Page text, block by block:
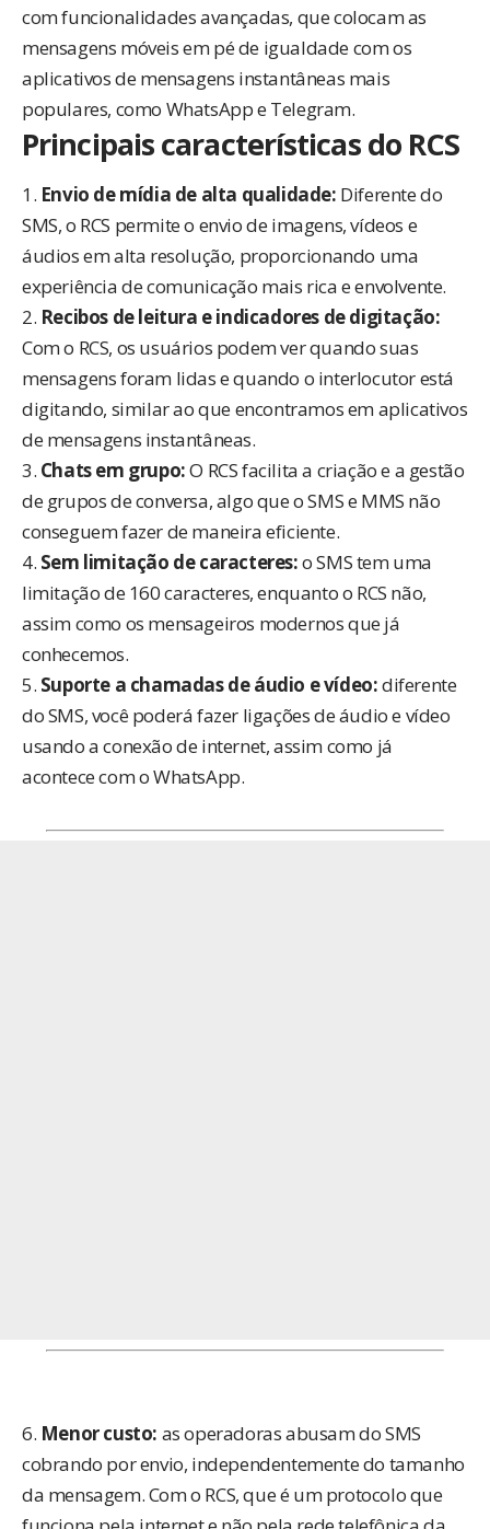
com funcionalidades avançadas, que colocam as
mensagens móveis em pé de igualdade com os
aplicativos de mensagens instantâneas mais
populares, como WhatsApp e Telegram.
Principais características do RCS
1. Envio de mídia de alta qualidade: Diferente do
SMS, o RCS permite o envio de imagens, vídeos e
áudios em alta resolução, proporcionando uma
experiência de comunicação mais rica e envolvente.
2. Recibos de leitura e indicadores de digitação:
Com o RCS, os usuários podem ver quando suas
mensagens foram lidas e quando o interlocutor está
digitando, similar ao que encontramos em aplicativos
de mensagens instantâneas.
3. Chats em grupo:O RCS facilita a criação e a gestão
de grupos de conversa, algo que o SMS e MMS não
conseguem fazer de maneira eficiente.
4. Sem limitação de caracteres:o SMS tem uma
limitação de 160 caracteres, enquanto o RCS não,
assim como os mensageiros modernos que já
conhecemos.
5. Suporte a chamadas de áudio e vídeo:diferente
do SMS, você poderá fazer ligações de áudio e vídeo
usando a conexão de internet, assim como já
acontece com o WhatsApp.
6. Menor custo: as operadoras abusam do SMS
cobrando por envio, independentemente do tamanho
da mensagem. Com o RCS, que é um protocolo que